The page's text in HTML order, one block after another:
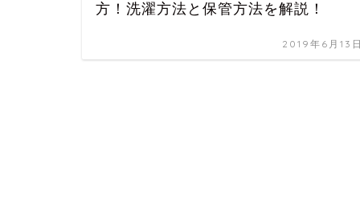
方！洗濯方法と保管方法を解説！
2019年6月13